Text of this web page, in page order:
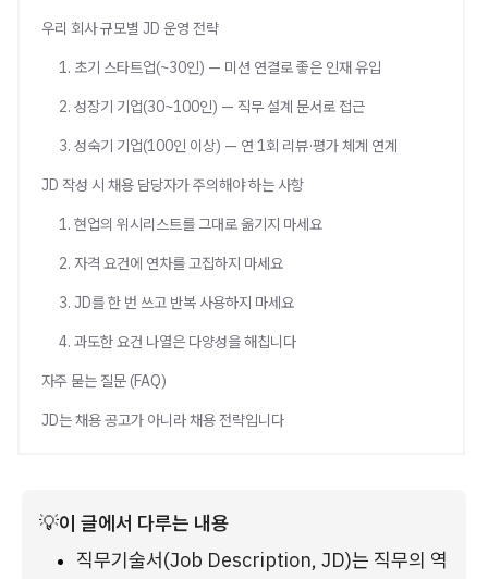
우리 회사 규모별 JD 운영 전략
1. 초기 스타트업(~30인) — 미션 연결로 좋은 인재 유입
2. 성장기 기업(30~100인) — 직무 설계 문서로 접근
3. 성숙기 기업(100인 이상) — 연 1회 리뷰·평가 체계 연계
JD 작성 시 채용 담당자가 주의해야 하는 사항
1. 현업의 위시리스트를 그대로 옮기지 마세요
2. 자격 요건에 연차를 고집하지 마세요
3. JD를 한 번 쓰고 반복 사용하지 마세요
4. 과도한 요건 나열은 다양성을 해칩니다
자주 묻는 질문 (FAQ)
JD는 채용 공고가 아니라 채용 전략입니다
💡이 글에서 다루는 내용
직무기술서(Job Description, JD)는 직무의 역